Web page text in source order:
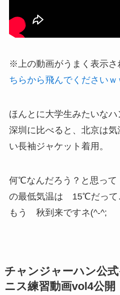
※上の動画がうまく表示
ちらから飛んでくださいｗ
ほんとに大学生みたいなハ
深圳に比べると、北京は
い長袖ジャケット着用。
何℃なんだろう？と思っ
の最低気温は 15℃だっ
もう 秋到来ですネ(^-^;
チャンジャーハン公
ニス練習動画vol4公開